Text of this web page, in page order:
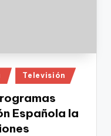
Televisión
Española la